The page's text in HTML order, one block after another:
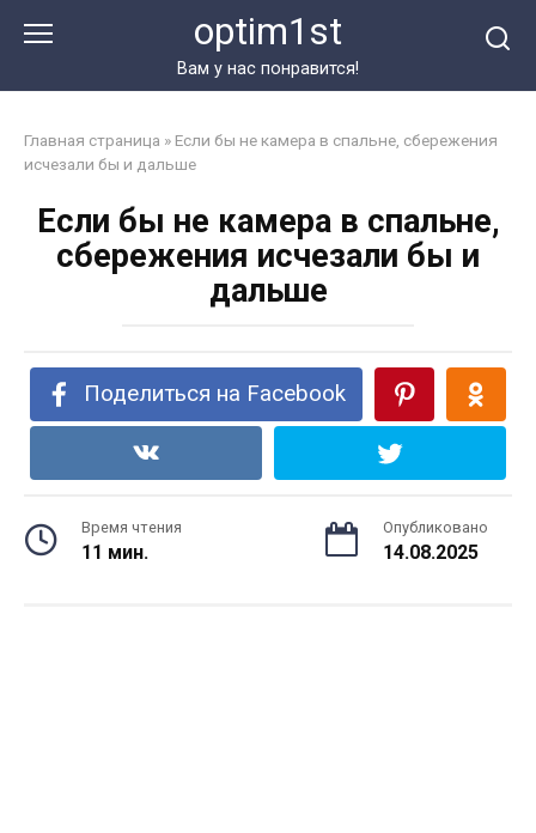
optim1st
Вам у нас понравится!
Главная страница » Если бы не камера в спальне, сбережения
исчезали бы и дальше
Если бы не камера в спальне,
сбережения исчезали бы и
дальше
Поделиться на Facebook
Время чтения
11 мин.
Опубликовано
14.08.2025